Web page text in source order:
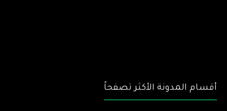
أقسام المدونة الأكثر تصفحاً